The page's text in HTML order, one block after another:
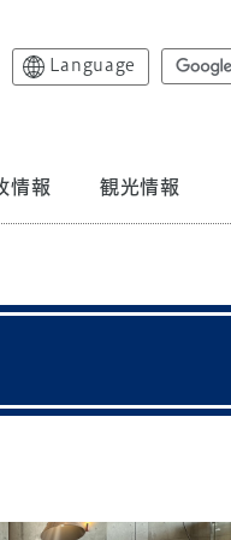
Language
情報 観光情報